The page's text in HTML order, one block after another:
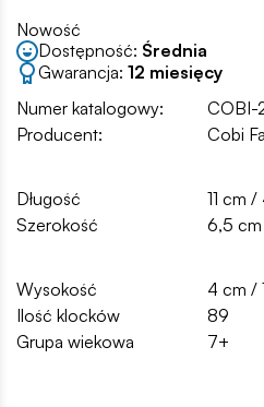
Nowość
Dostępność: Średnia
Gwarancja: 12 miesięcy
Numer katalogowy:
COBI-
Producent:
Cobi
Długość
11 cm /
Szerokość
6,5
Wysokość
4 cm /
Ilość klocków
89
Grupa wiekowa
7+